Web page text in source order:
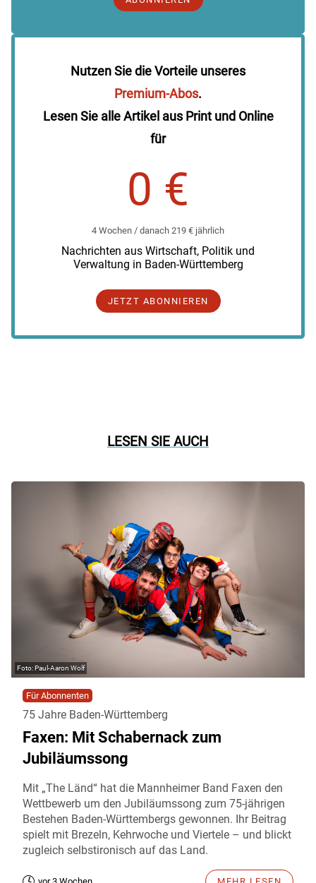
Nutzen Sie die Vorteile unseres
Premium-Abos.
Lesen Sie alle Artikel aus Print und Online
für
0 €
4 Wochen / danach 219 € jährlich
Nachrichten aus Wirtschaft, Politik und
Verwaltung in Baden-Württemberg
JETZT ABONNIEREN
LESEN SIE AUCH
Paul-Aaron Wolf
Für Abonnenten
75 Jahre Baden-Württemberg
Faxen: Mit Schabernack zum
Jubiläumssong
Mit „The Länd“ hat die Mannheimer Band Faxen den
Wettbewerb um den Jubiläumssong zum 75-jährigen
Bestehen Baden-Württembergs gewonnen. Ihr Beitrag
spielt mit Brezeln, Kehrwoche und Viertele – und blickt
zugleich selbstironisch auf das Land.